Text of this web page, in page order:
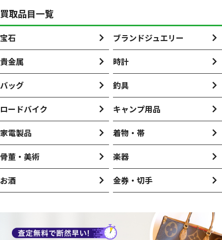
買取品目一覧
宝石
ブランドジュエリー
貴金属
時計
バッグ
釣具
ロードバイク
キャンプ用品
家電製品
着物・帯
骨董・美術
楽器
お酒
金券・切手